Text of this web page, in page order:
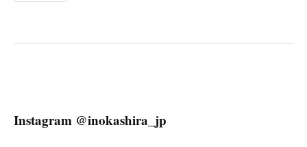
ン
Instagram @inokashira_jp